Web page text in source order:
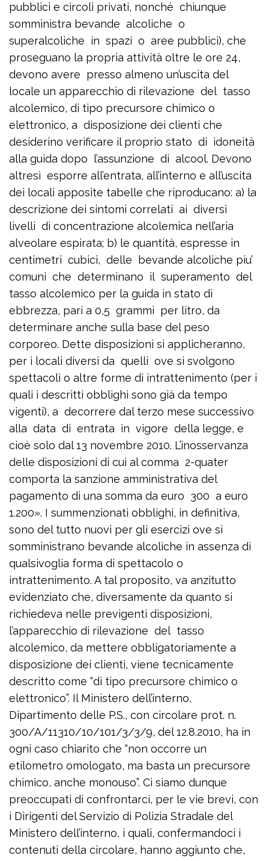
pubblici e circoli privati, nonché chiunque
somministra bevande alcoliche o
superalcoliche in spazi o aree pubblici), che
proseguano la propria attività oltre le ore 24,
devono avere presso almeno un’uscita del
locale un apparecchio di rilevazione del tasso
alcolemico, di tipo precursore chimico o
elettronico, a disposizione dei clienti che
desiderino verificare il proprio stato di idoneità
alla guida dopo l’assunzione di alcool. Devono
altresì esporre all’entrata, all’interno e all’uscita
dei locali apposite tabelle che riproducano: a) la
descrizione dei sintomi correlati ai diversi
livelli di concentrazione alcolemica nell’aria
alveolare espirata; b) le quantità, espresse in
centimetri cubici, delle bevande alcoliche piu’
comuni che determinano il superamento del
tasso alcolemico per la guida in stato di
ebbrezza, pari a 0,5 grammi per litro, da
determinare anche sulla base del peso
corporeo. Dette disposizioni si applicheranno,
per i locali diversi da quelli ove si svolgono
spettacoli o altre forme di intrattenimento (per i
quali i descritti obblighi sono già da tempo
vigenti), a decorrere dal terzo mese successivo
alla data di entrata in vigore della legge, e
cioè solo dal 13 novembre 2010. L’inosservanza
delle disposizioni di cui al comma 2-quater
comporta la sanzione amministrativa del
pagamento di una somma da euro 300 a euro
1.200». I summenzionati obblighi, in definitiva,
sono del tutto nuovi per gli esercizi ove si
somministrano bevande alcoliche in assenza di
qualsivoglia forma di spettacolo o
intrattenimento. A tal proposito, va anzitutto
evidenziato che, diversamente da quanto si
richiedeva nelle previgenti disposizioni,
l’apparecchio di rilevazione del tasso
alcolemico, da mettere obbligatoriamente a
disposizione dei clienti, viene tecnicamente
descritto come “di tipo precursore chimico o
elettronico”. Il Ministero dell’interno,
Dipartimento delle P.S., con circolare prot. n.
300/A/11310/10/101/3/3/9, del 12.8.2010, ha in
ogni caso chiarito che “non occorre un
etilometro omologato, ma basta un precursore
chimico, anche monouso”. Ci siamo dunque
preoccupati di confrontarci, per le vie brevi, con
i Dirigenti del Servizio di Polizia Stradale del
Ministero dell’interno, i quali, confermandoci i
contenuti della circolare, hanno aggiunto che,